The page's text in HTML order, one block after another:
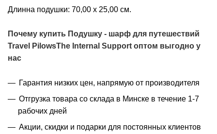
Длинна подушки: 70,00 х 25,00 см.
Почему купить Подушку - шарф для путешествий
Travel PilowsThe Internal Support оптом выгодно у
нас
Гарантия низких цен, напрямую от производителя
Отгрузка товара со склада в Минске в течение 1-7
рабочих дней
Акции, скидки и подарки для постоянных клиентов